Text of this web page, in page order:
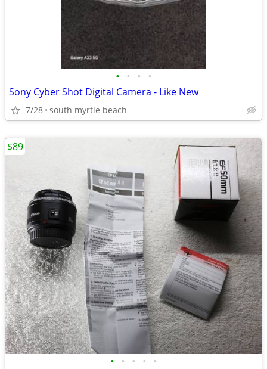
• • • •
Sony Cyber Shot Digital Camera - Like New
7/28 south myrtle beach
• • • • •
$89